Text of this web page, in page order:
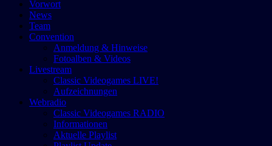
Vorwort
News
Team
Convention
Anmeldung & Hinweise
Fotoalben & Videos
Livestream
Classic Videogames LIVE!
Aufzeichnungen
Webradio
Classic Videogames RADIO
Informationen
Aktuelle Playlist